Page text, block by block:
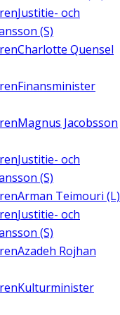
Justitie- och
(S)
Charlotte Quensel
Finansminister
Magnus Jacobsson
Justitie- och
(S)
Arman Teimouri (L)
Justitie- och
(S)
Azadeh Rojhan
Kulturminister